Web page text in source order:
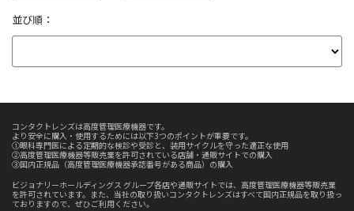
並び順：
コンタクトレンズは高度管理医療機器です。
より安全に購入・使用するためには以下3つのポイントが重要です。
①眼科専門医による定期的な検診や受診と、装用サイクルを守った適正な使用
②高度管理医療機器等販売業を許可されている店舗・通販サイトでの購入
③国内正規品（高度管理医療機器承認番号がある商品）の購入
ビジョナリーホールディングス グループ各店や通販サイトでは、高度管理医療機器等販売業
を許可されています。また、当社の取り扱いコンタクトレンズはすべて国内正規品を取り扱っ
ておりますので、ぜひご利用ください。